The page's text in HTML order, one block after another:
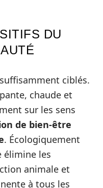
DU
ciblés.
chaude et
sur les sens
de bien-être
. Écologiquement
élimine les
animale et
à tous les